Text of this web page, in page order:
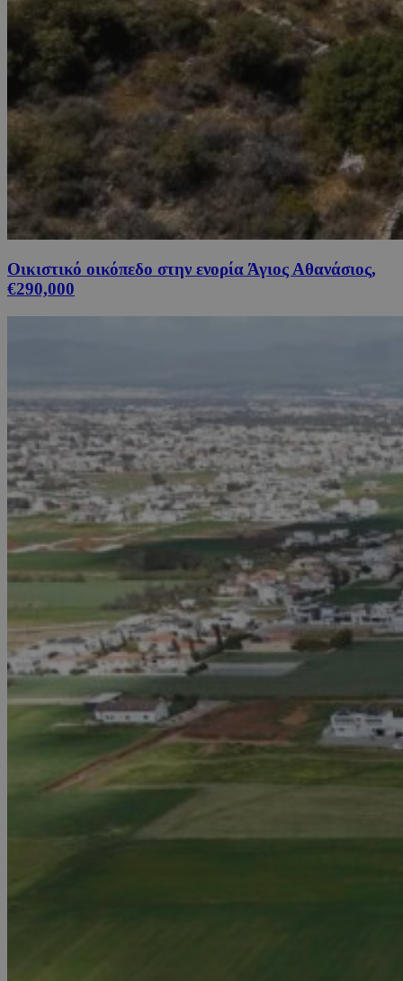
Οικιστικό οικόπεδο στην ενορία Άγιος Αθανάσιος,
€290,000